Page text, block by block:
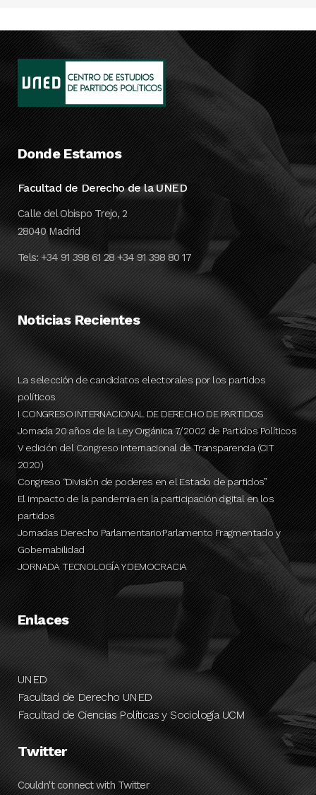
Donde Estamos
Facultad de Derecho de la UNED
Calle del Obispo Trejo, 2
28040 Madrid
Tels: +34 91 398 61 28 +34 91 398 80 17
Noticias Recientes
La selección de candidatos electorales por los partidos
políticos
I CONGRESO INTERNACIONAL DE DERECHO DE PARTIDOS
Jornada 20 años de la Ley Orgánica 7/2002 de Partidos Políticos
V edición del Congreso Internacional de Transparencia (CIT
2020)
Congreso “División de poderes en el Estado de partidos”
El impacto de la pandemia en la participación digital en los
partidos
Jornadas Derecho Parlamentario:Parlamento Fragmentado y
Gobernabilidad
JORNADA TECNOLOGÍA Y DEMOCRACIA
Enlaces
UNED
Facultad de Derecho UNED
Facultad de Ciencias Políticas y Sociología UCM
Twitter
Couldn't connect with Twitter